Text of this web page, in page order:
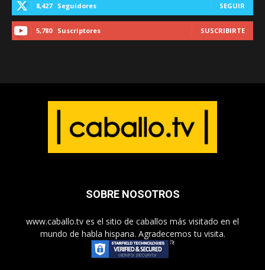
8,427 Seguidores SEGUIR
5,780 Suscriptores SUSCRIBIRTE
SOBRE NOSOTROS
www.caballo.tv es el sitio de caballos más visitado en el
mundo de habla hispana. Agradecemos tu visita.